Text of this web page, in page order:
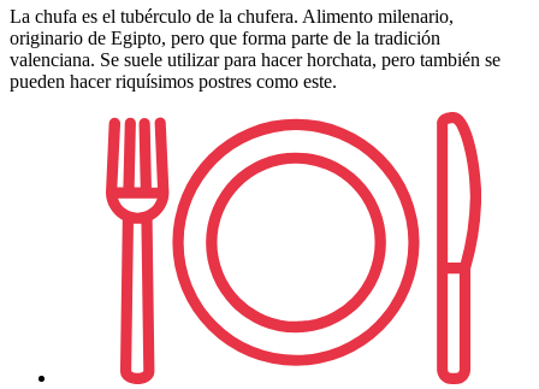
La chufa es el tubérculo de la chufera. Alimento milenario,
originario de Egipto, pero que forma parte de la tradición
valenciana. Se suele utilizar para hacer horchata, pero también se
pueden hacer riquísimos postres como este.